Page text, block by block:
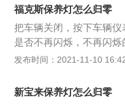
或者距离保养里程已经
是去雪铁龙的授权服务
位，第二种办法就是自
舍的保养灯亮起时，就
修，定期保养可以尽可能
福克斯保养灯怎么归零
把车辆关闭，按下车辆
是否不再闪烁，不再闪
现仪表盘上的保养灯消除
者是维修厂对车辆进行检
时不想去做保养，可以
发布时间：2021-11-10
新宝来保养灯怎么归零